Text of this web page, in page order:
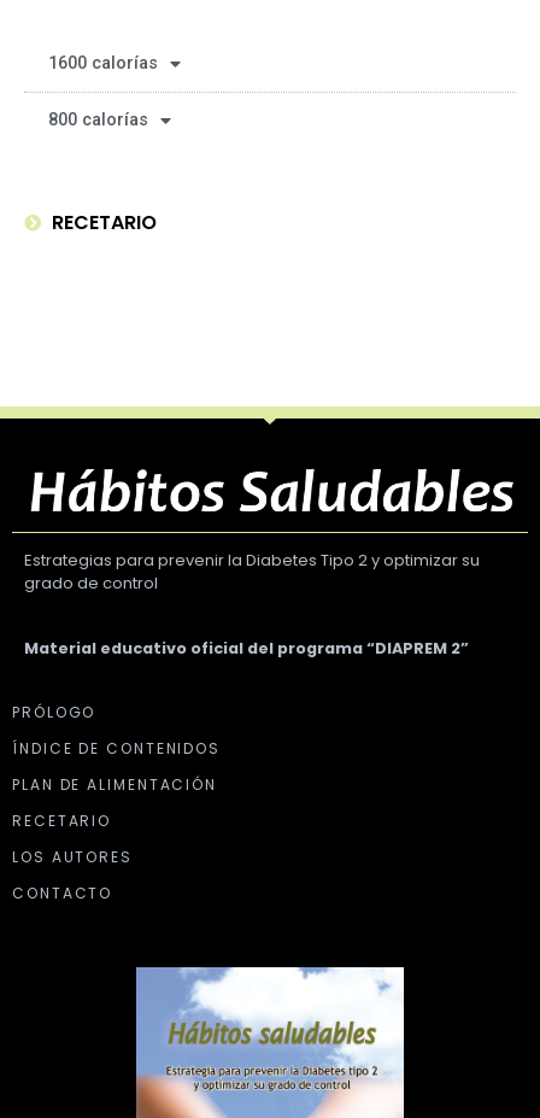
1600 calorías
800 calorías
RECETARIO
Estrategias para prevenir la Diabetes Tipo 2 y optimizar su
grado de control
Material educativo oficial del programa “DIAPREM 2”
PRÓLOGO
ÍNDICE DE CONTENIDOS
PLAN DE ALIMENTACIÓN
RECETARIO
LOS AUTORES
CONTACTO